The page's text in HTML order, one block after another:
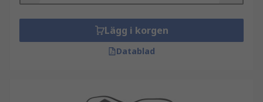
Lägg i korgen
Datablad